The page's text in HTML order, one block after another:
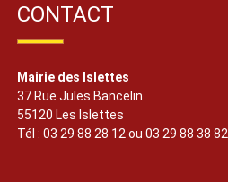
CONTACT
Mairie des Islettes
37 Rue Jules Bancelin
55120 Les Islettes
Tél : 03 29 88 28 12 ou 03 29 88 38 82